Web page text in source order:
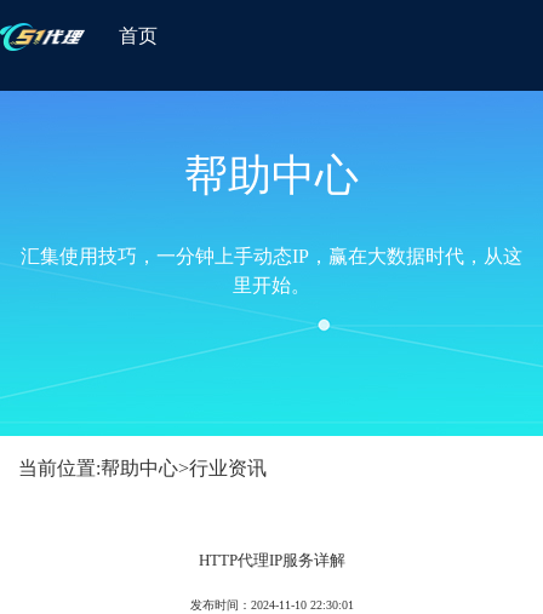
首页
帮助中心
汇集使用技巧，一分钟上手动态IP，赢在大数据时代，从这
里开始。
当前位置:帮助中心>行业资讯
HTTP代理IP服务详解
发布时间：2024-11-10 22:30:01